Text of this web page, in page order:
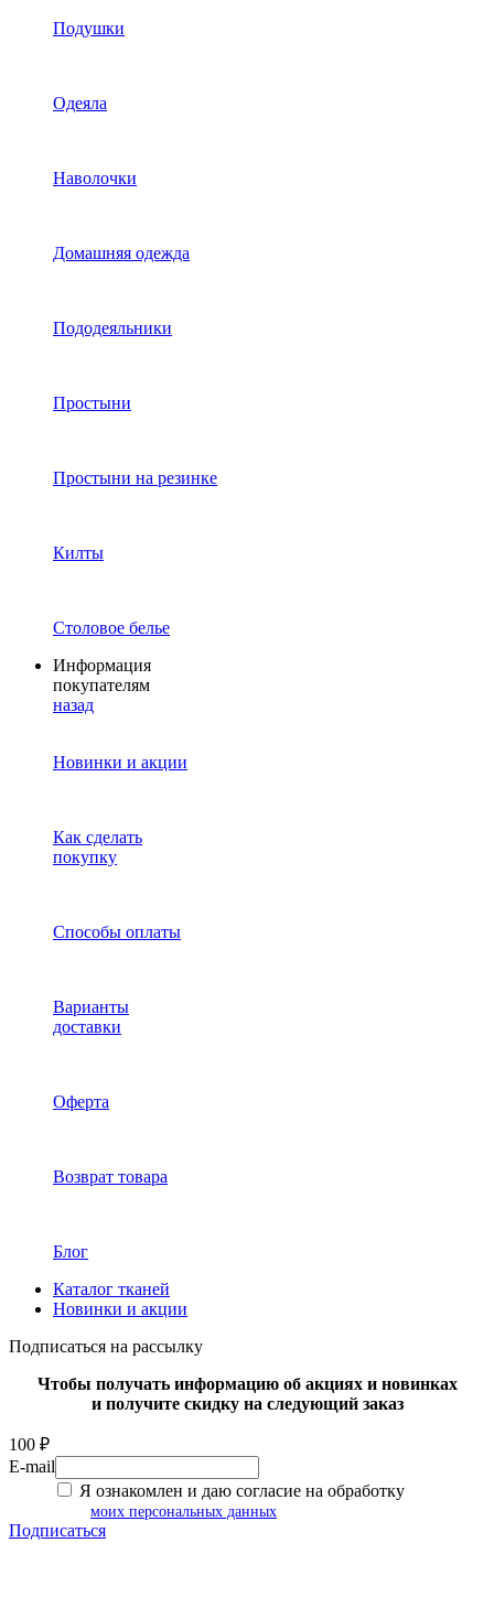
Подушки
Одеяла
Наволочки
Домашняя одежда
Пододеяльники
Простыни
Простыни на резинке
Килты
Столовое белье
Информация
покупателям
назад
Новинки и акции
Как сделать
покупку
Способы оплаты
Варианты
доставки
Оферта
Возврат товара
Блог
Каталог тканей
Новинки и акции
Подписаться на рассылку
Чтобы получать информацию об акциях и новинках
и получите скидку на следующий заказ
100 ₽
E-mail
Я ознакомлен и даю согласие на обработку
моих персональных данных
Подписаться